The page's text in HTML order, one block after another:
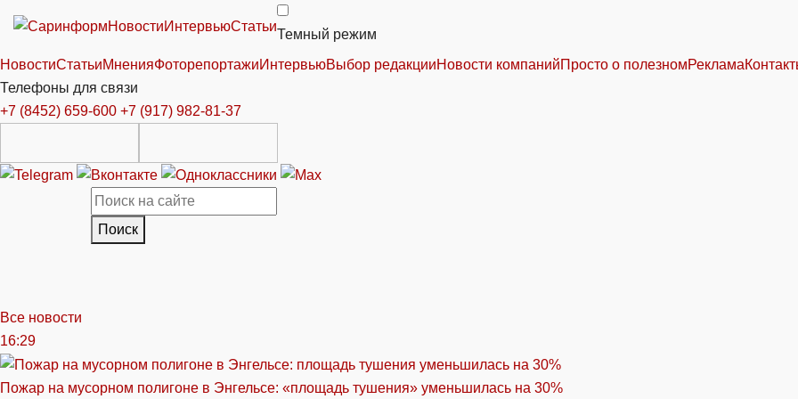
НовостиИнтервьюСтатьи
Темный режим
НовостиСтатьиМненияФоторепортажиИнтервьюВыбор редакцииНовости компанийПросто о полезномРеклама
Телефоны для связи
+7 (8452) 659-600 +7 (917) 982-81-37
Поиск
Все новости
16:29
Пожар на мусорном полигоне в Энгельсе: «площадь тушения» уменьшилась на 30%